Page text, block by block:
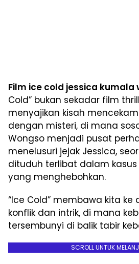
Film ice cold jessica kumala
Cold” bukan sekadar film
menyajikan kisah
dengan misteri, di mana
Wongso menjadi pusat
menelusuri jejak Jessica,
dituduh terlibat dalam
yang menghebohkan.
“Ice Cold” membawa kita
konflik dan intrik, di mana
tersembunyi di balik tabir
SCROLL UNTUK